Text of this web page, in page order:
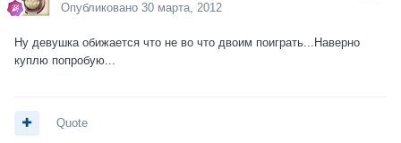
Опубликовано 30 марта, 2012
Ну девушка обижается что не во что двоим поиграть...Наверно
куплю попробую...
Quote